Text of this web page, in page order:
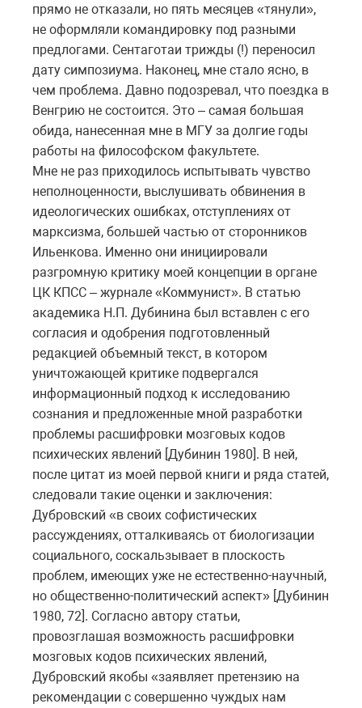
прямо не отказали, но пять месяцев «тянули»,
не оформляли командировку под разными
предлогами. Сентаготаи трижды (!) переносил
дату симпозиума. Наконец, мне стало ясно, в
чем проблема. Давно подозревал, что поездка в
Венгрию не состоится. Это – самая большая
обида, нанесенная мне в МГУ за долгие годы
работы на философском факультете.
Мне не раз приходилось испытывать чувство
неполноценности, выслушивать обвинения в
идеологических ошибках, отступлениях от
марксизма, большей частью от сторонников
Ильенкова. Именно они инициировали
разгромную критику моей концепции в органе
ЦК КПСС – журнале «Коммунист». В статью
академика Н.П. Дубинина был вставлен с его
согласия и одобрения подготовленный
редакцией объемный текст, в котором
уничтожающей критике подвергался
информационный подход к исследованию
сознания и предложенные мной разработки
проблемы расшифровки мозговых кодов
психических явлений [Дубинин 1980]. В ней,
после цитат из моей первой книги и ряда статей,
следовали такие оценки и заключения:
Дубровский «в своих софистических
рассуждениях, отталкиваясь от биологизации
социального, соскальзывает в плоскость
проблем, имеющих уже не естественно-научный,
но общественно-политический аспект» [Дубинин
1980, 72]. Согласно автору статьи,
провозглашая возможность расшифровки
мозговых кодов психических явлений,
Дубровский якобы «заявляет претензию на
рекомендации с совершенно чуждых нам